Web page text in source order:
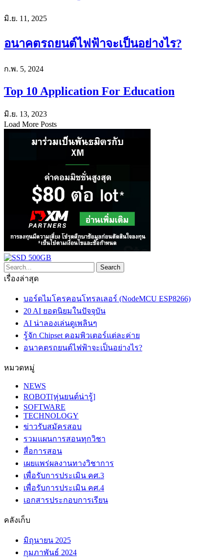
มิ.ย. 11, 2025
อนาคตรถยนต์ไฟฟ้าจะเป็นอย่างไร?
ก.พ. 5, 2024
Top 10 Application For Education
มิ.ย. 13, 2023
Load More Posts
เรื่องล่าสุด
บอร์ดไมโครคอนโทรลเลอร์ (NodeMCU ESP8266)
20 AI ยอดนิยมในปัจจุบัน
AI น่าลองเล่นดูเพลินๆ
รู้จัก Chipset คอมพิวเตอร์แต่ละค่าย
อนาคตรถยนต์ไฟฟ้าจะเป็นอย่างไร?
หมวดหมู่
NEWS
ROBOT[หุ่นยนต์น่ารู้]
SOFTWARE
TECHNOLOGY
ข่าวรับสมัครสอบ
รวมแผนการสอนทุกวิชา
สื่อการสอน
เผยแพร่ผลงานทางวิชาการ
เพื่อรับการประเมิน คศ.3
เพื่อรับการประเมิน คศ.4
เอกสารประกอบการเรียน
คลังเก็บ
มิถุนายน 2025
กุมภาพันธ์ 2024